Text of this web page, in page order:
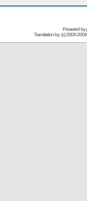
Powered by
Translation by: (c) 2000-